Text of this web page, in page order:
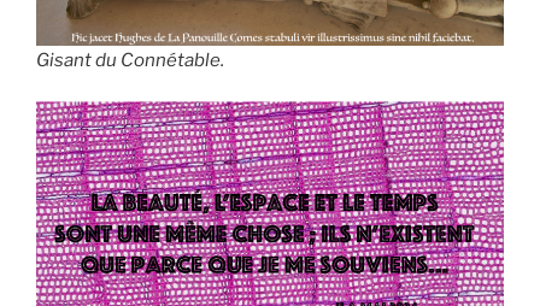
Gisant du Connétable.